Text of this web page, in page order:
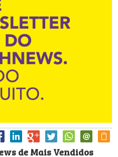
de Mais Vendidos